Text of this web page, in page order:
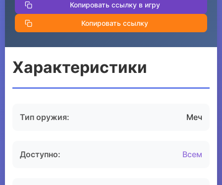
Копировать ссылку в игру
Копировать ссылку
Характеристики
Тип оружия: Меч
Доступно: Всем